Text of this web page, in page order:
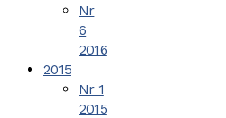
Nr
6
2016
2015
Nr 1
2015